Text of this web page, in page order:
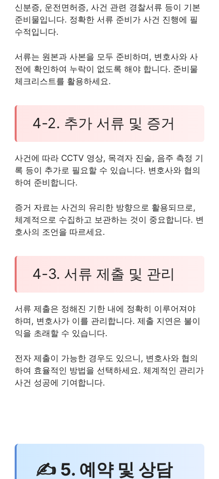
신분증, 운전면허증, 사건 관련 경찰서류 등이 기본
준비물입니다. 정확한 서류 준비가 사건 진행에 필
수적입니다.
서류는 원본과 사본을 모두 준비하며, 변호사와 사
전에 확인하여 누락이 없도록 해야 합니다. 준비물
체크리스트를 활용하세요.
4-2. 추가 서류 및 증거
사건에 따라 CCTV 영상, 목격자 진술, 음주 측정 기
록 등이 추가로 필요할 수 있습니다. 변호사와 협의
하여 준비합니다.
증거 자료는 사건의 유리한 방향으로 활용되므로,
체계적으로 수집하고 보관하는 것이 중요합니다. 변
호사의 조언을 따르세요.
4-3. 서류 제출 및 관리
서류 제출은 정해진 기한 내에 정확히 이루어져야
하며, 변호사가 이를 관리합니다. 제출 지연은 불이
익을 초래할 수 있습니다.
전자 제출이 가능한 경우도 있으니, 변호사와 협의
하여 효율적인 방법을 선택하세요. 체계적인 관리가
사건 성공에 기여합니다.
✍ 5. 예약 및 상담